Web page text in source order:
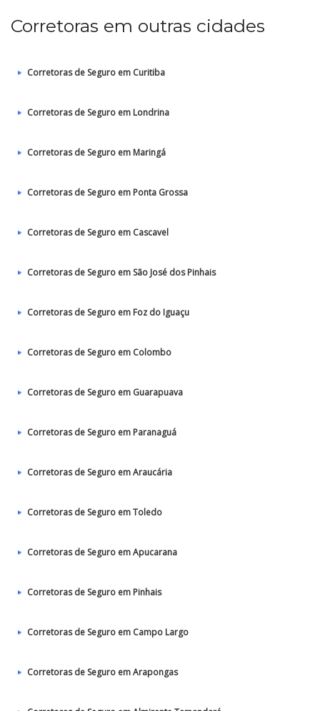
Corretoras em outras cidades
Corretoras de Seguro em Curitiba
Corretoras de Seguro em Londrina
Corretoras de Seguro em Maringá
Corretoras de Seguro em Ponta Grossa
Corretoras de Seguro em Cascavel
Corretoras de Seguro em São José dos Pinhais
Corretoras de Seguro em Foz do Iguaçu
Corretoras de Seguro em Colombo
Corretoras de Seguro em Guarapuava
Corretoras de Seguro em Paranaguá
Corretoras de Seguro em Araucária
Corretoras de Seguro em Toledo
Corretoras de Seguro em Apucarana
Corretoras de Seguro em Pinhais
Corretoras de Seguro em Campo Largo
Corretoras de Seguro em Arapongas